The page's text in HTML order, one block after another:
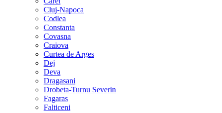
Cluj-Napoca
Codlea
Constanta
Covasna
Craiova
Curtea de Arges
Dej
Deva
Dragasani
Drobeta-Turnu Severin
Fagaras
Falticeni